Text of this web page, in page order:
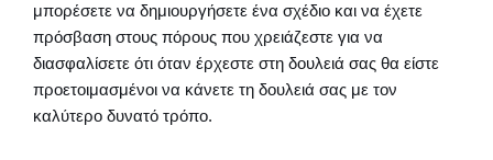
μπορέσετε να δημιουργήσετε ένα σχέδιο και να έχετε
πρόσβαση στους πόρους που χρειάζεστε για να
διασφαλίσετε ότι όταν έρχεστε στη δουλειά σας θα είστε
προετοιμασμένοι να κάνετε τη δουλειά σας με τον
καλύτερο δυνατό τρόπο.